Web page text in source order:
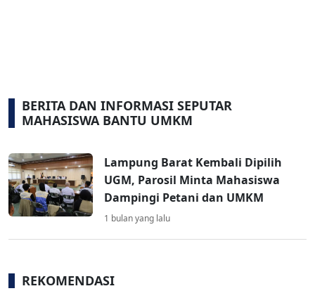
BERITA DAN INFORMASI SEPUTAR
MAHASISWA BANTU UMKM
Lampung Barat Kembali Dipilih
UGM, Parosil Minta Mahasiswa
Dampingi Petani dan UMKM
1 bulan yang lalu
REKOMENDASI